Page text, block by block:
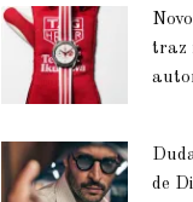
traz
de